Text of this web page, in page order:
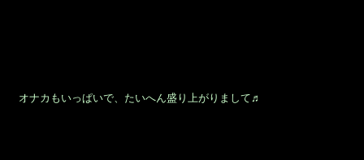
オナカもいっぱいで、たいへん盛り上がりまして♬